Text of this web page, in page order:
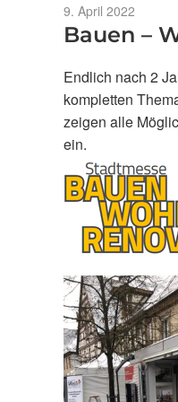
Veröffentlicht
am
9. April 2022
Bauen –
Endlich nach 2
kompletten
zeigen alle
ein.